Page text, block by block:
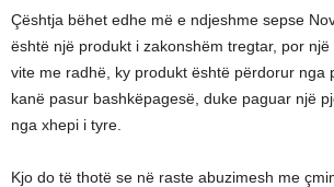
Çështja bëhet edhe më e ndjeshme sepse
është një produkt i zakonshëm tregtar, por
vite me radhë, ky produkt është përdorur nga
kanë pasur bashkëpagesë, duke paguar një
nga xhepi i tyre.
Kjo do të thotë se në raste abuzimesh me